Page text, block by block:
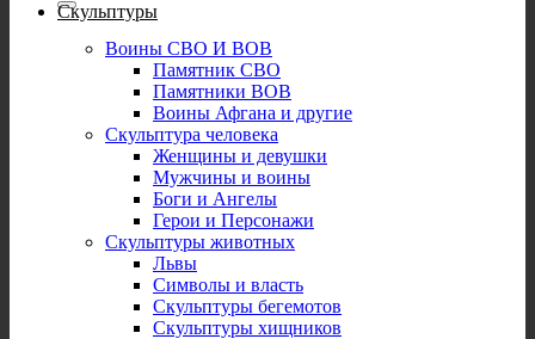
Скульптуры
Воины СВО И ВОВ
Памятник СВО
Памятники ВОВ
Воины Афгана и другие
Скульптура человека
Женщины и девушки
Мужчины и воины
Боги и Ангелы
Герои и Персонажи
Скульптуры животных
Львы
Символы и власть
Скульптуры бегемотов
Скульптуры хищников